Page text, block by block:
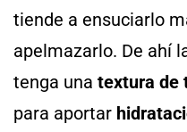
tiende a ensuciarlo
apelmazarlo. De ahí
tenga una textura de
para aportar